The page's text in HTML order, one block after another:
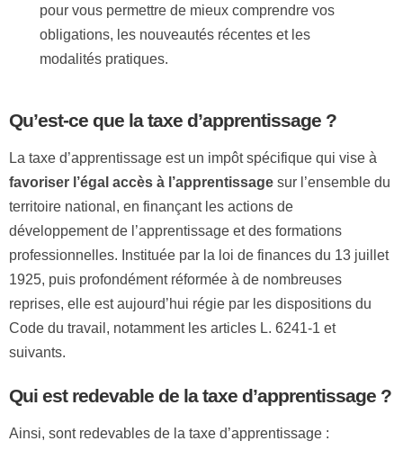
pour vous permettre de mieux comprendre vos
obligations, les nouveautés récentes et les
modalités pratiques.
Qu’est-ce que la taxe d’apprentissage ?
La taxe d’apprentissage est un impôt spécifique qui vise à
favoriser l’égal accès à l’apprentissage sur l’ensemble du
territoire national, en finançant les actions de
développement de l’apprentissage et des formations
professionnelles. Instituée par la loi de finances du 13 juillet
1925, puis profondément réformée à de nombreuses
reprises, elle est aujourd’hui régie par les dispositions du
Code du travail, notamment les articles L. 6241-1 et
suivants.
Qui est redevable de la taxe d’apprentissage ?
Ainsi, sont redevables de la taxe d’apprentissage :